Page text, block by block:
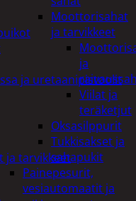
Moottorisahat
ja tarvikkeet
ja
Viilat ja
teräketjut
Oksasilppurit
Tukkisakset ja
sahapukit
Painepesurit,
vesiautomaatit ja
ja uretaanipistoolit
ja tarvikkeet